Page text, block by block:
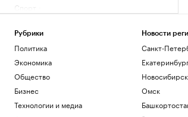
Спорт
произошло отключение электричества
Как работает крупнейшая товарно-
сырьевая биржа страны
РБК и Петербургская Биржа
Рубрики
Политика
Экономика
Общество
Бизнес
Технологии и медиа
Новости
Санкт-
Новосибирск
Омск